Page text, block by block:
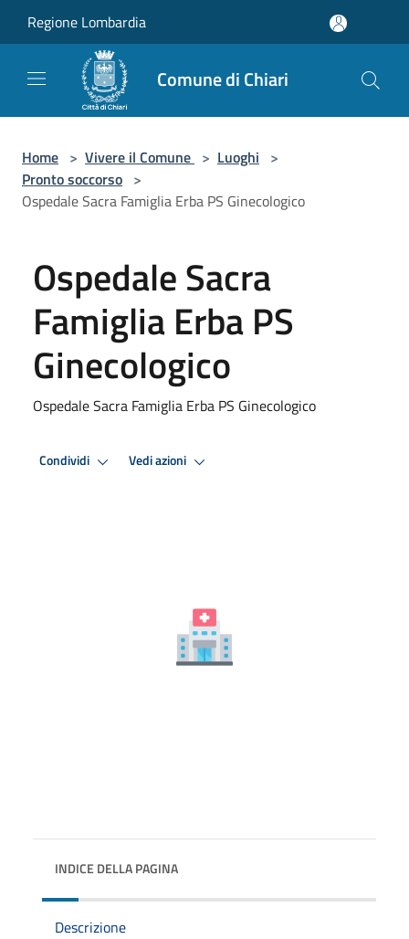
Regione Lombardia
Comune di Chiari
Home > Vivere il Comune > Luoghi >
Pronto soccorso >
Ospedale Sacra Famiglia Erba PS Ginecologico
Ospedale Sacra
Famiglia Erba PS
Ginecologico
Ospedale Sacra Famiglia Erba PS Ginecologico
Condividi Vedi azioni
INDICE DELLA PAGINA
Descrizione